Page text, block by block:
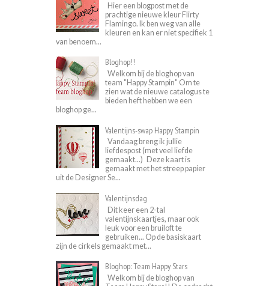
Hier een blogpost met de
prachtige nieuwe kleur Flirty
Flamingo. Ik ben weg van alle
kleuren en kan er niet specifiek 1
van benoem...
Bloghop!!
Welkom bij de bloghop van
team "Happy Stampin" Om te
zien wat de nieuwe catalogus te
bieden heft hebben we een
bloghop ge...
Valentijns-swap Happy Stampin
Vandaag breng ik jullie
liefdespost (met veel liefde
gemaakt...) Deze kaart is
gemaakt met het streep papier
uit de Designer Se...
Valentijnsdag
Dit keer een 2-tal
valentijnskaartjes, maar ook
leuk voor een bruiloft te
gebruiken... Op de basiskaart
zijn de cirkels gemaakt met...
Bloghop: Team Happy Stars
Welkom bij de bloghop van